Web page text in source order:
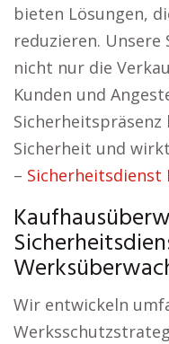
bieten Lösungen,
reduzieren.
nicht nur die
Kunden und
Sicherheit und
– Sicherheitsdienst
Wir entwickeln